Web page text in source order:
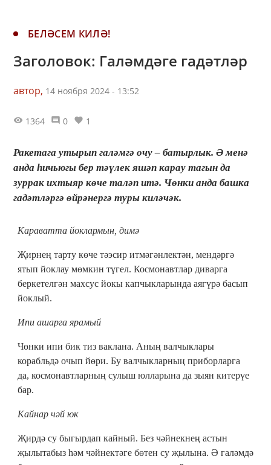
БЕЛӘСЕМ КИЛӘ!
Заголовок: Галәмдәге гадәтләр
автор, 14 ноября 2024 - 13:52
1364 0 1
Ракетага утырып галәмгә очу – батырлык. Ә менә
анда һичьюгы бер тәүлек яшәп карау тагын да
зуррак ихтыяр көче таләп итә. Чөнки анда башка
гадәтләргә өйрәнергә туры киләчәк.
Караватта йоклармын, димә
Җирнең тарту көче тәэсир итмәгәнлектән, мендәргә
ятып йоклау мөмкин түгел. Космонавтлар диварга
беркетелгән махсус йокы капчыкларында аягүрә басып
йоклый.
Ипи ашарга ярамый
Чөнки ипи бик тиз ваклана. Аның валчыклары
корабльдә очып йөри. Бу валчыкларның приборларга
да, космонавтларның сулыш юлларына да зыян китерүе
бар.
Кайнар чәй юк
Җирдә су быгырдап кайный. Без чәйнекнең астын
җылытабыз һәм чәйнектәге бөтен су җылына. Ә галәмдә